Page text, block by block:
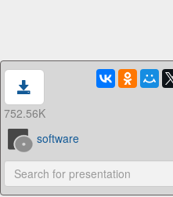
752.56K
software